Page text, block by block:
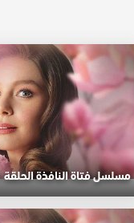
مسلسل فتاة النافذة الحلقة 81 مترجمة HD